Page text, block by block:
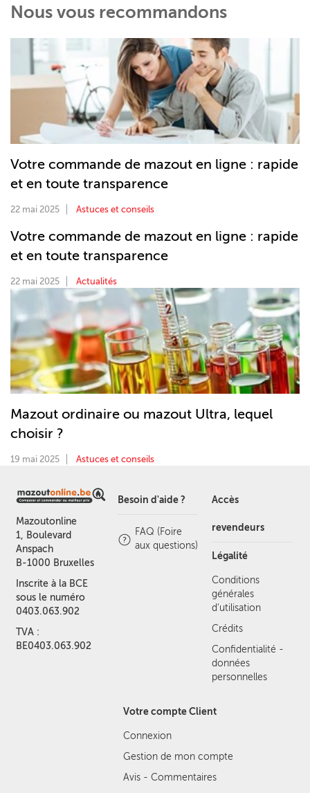
Nous vous recommandons
Votre commande de mazout en ligne : rapide
et en toute transparence
22 mai 2025 Astuces et conseils
Votre commande de mazout en ligne : rapide
et en toute transparence
22 mai 2025 Actualités
Mazout ordinaire ou mazout Ultra, lequel
choisir ?
19 mai 2025 Astuces et conseils
Mazoutonline
1, Boulevard
Anspach
B-1000 Bruxelles
Inscrite à la BCE
sous le numéro
0403.063.902
TVA :
BE0403.063.902
Besoin d'aide ?
FAQ (Foire
aux questions)
Accès
revendeurs
Légalité
Conditions
générales
d'utilisation
Crédits
Confidentialité -
données
personnelles
Votre compte Client
Connexion
Gestion de mon compte
Avis - Commentaires